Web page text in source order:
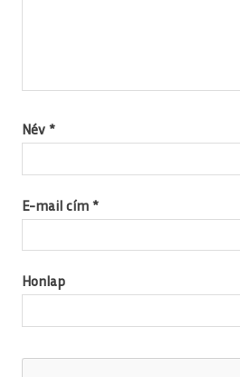
Név *
E-mail cím *
Honlap